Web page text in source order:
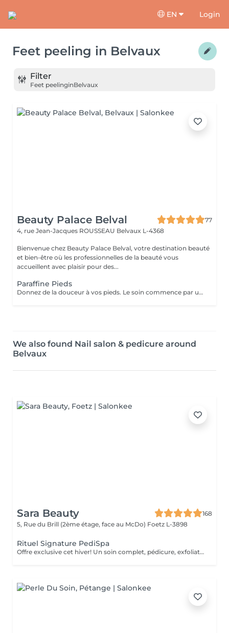
EN Login
Feet peeling in Belvaux
Filter
Feet peelinginBelvaux
Beauty Palace Belval
77
4, rue Jean-Jacques ROUSSEAU Belvaux L-4368
Bienvenue chez Beauty Palace Belval, votre destination beauté
et bien-être où les professionnelles de la beauté vous
accueillent avec plaisir pour des...
Paraffine Pieds
Donnez de la douceur à vos pieds. Le soin commence par un gommage de la demi-jambe et des pieds, puis avec un grand pinceau la spécialiste de beauté applique la paraffine chaude sur chaque pieds, ce masque va poser environ 15 min, puis vient le moment de la détente: le modelage des pieds, relaxation suprême. Résultat des pieds doux comme une peau de bébé.
We also found Nail salon & pedicure around
Belvaux
Sara Beauty
168
5, Rue du Brill (2ème étage, face au McDo) Foetz L-3898
Rituel Signature PediSpa
Offre exclusive cet hiver! Un soin complet, pédicure, exfoliation et masque nourrissant et bain à remous pour une douceur absolue. Un moment cocooning, réconfortant, idéal pour l'hiver. La version avec pause de semi permanent pour des pieds soignés est éclatant tout l'hiver